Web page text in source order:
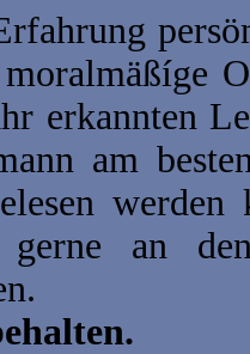
erkannten
am
werden
an